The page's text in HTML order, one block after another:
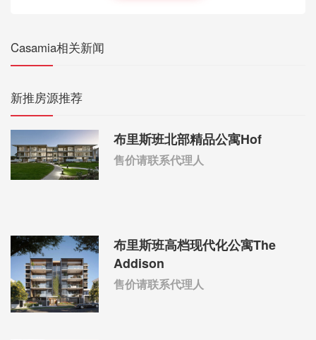
Casamia相关新闻
新推房源推荐
布里斯班北部精品公寓Hof
售价请联系代理人
布里斯班高档现代化公寓The
Addison
售价请联系代理人